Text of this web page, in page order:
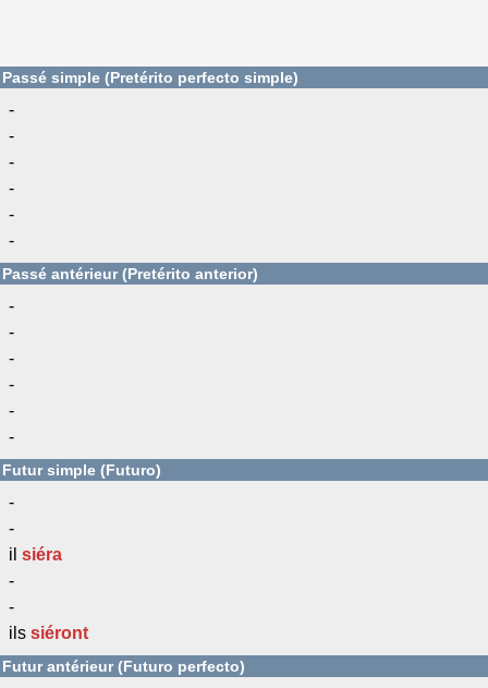
Passé simple (Pretérito perfecto simple)
-
-
-
-
-
-
Passé antérieur (Pretérito anterior)
-
-
-
-
-
-
Futur simple (Futuro)
-
-
il siéra
-
-
ils siéront
Futur antérieur (Futuro perfecto)